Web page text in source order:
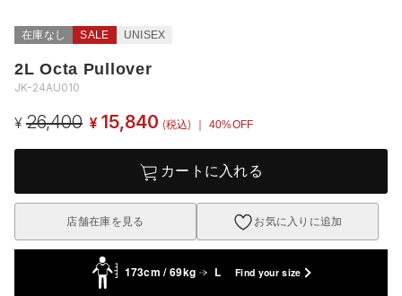
在庫なし SALE UNISEX
2L Octa Pullover
JK-24AU010
¥ 26,400 ¥ 15,840 (税込) ｜ 40%OFF
カートに入れる
店舗在庫を見る お気に入りに追加
173cm / 69kg L Find your size